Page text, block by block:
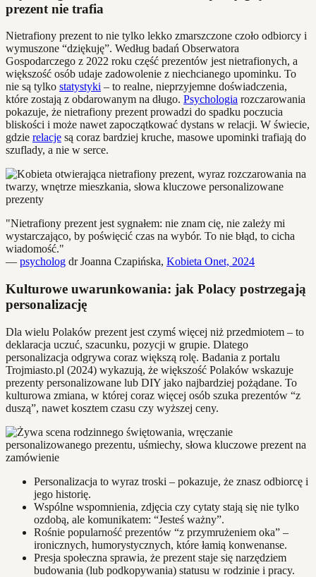
prezent nie trafia
Nietrafiony prezent to nie tylko lekko zmarszczone czoło odbiorcy i
wymuszone “dziękuję”. Według badań Obserwatora
Gospodarczego z 2022 roku część prezentów jest nietrafionych, a
większość osób udaje zadowolenie z niechcianego upominku. To
nie są tylko statystyki – to realne, nieprzyjemne doświadczenia,
które zostają z obdarowanym na długo. Psychologia rozczarowania
pokazuje, że nietrafiony prezent prowadzi do spadku poczucia
bliskości i może nawet zapoczątkować dystans w relacji. W świecie,
gdzie relacje są coraz bardziej kruche, masowe upominki trafiają do
szuflady, a nie w serce.
"Nietrafiony prezent jest sygnałem: nie znam cię, nie zależy mi
wystarczająco, by poświęcić czas na wybór. To nie błąd, to cicha
wiadomość."
— psycholog dr Joanna Czapińska, Kobieta Onet, 2024
Kulturowe uwarunkowania: jak Polacy postrzegają
personalizację
Dla wielu Polaków prezent jest czymś więcej niż przedmiotem – to
deklaracja uczuć, szacunku, pozycji w grupie. Dlatego
personalizacja odgrywa coraz większą rolę. Badania z portalu
Trojmiasto.pl (2024) wykazują, że większość Polaków wskazuje
prezenty personalizowane lub DIY jako najbardziej pożądane. To
kulturowa zmiana, w której coraz więcej osób szuka prezentów “z
duszą”, nawet kosztem czasu czy wyższej ceny.
Personalizacja to wyraz troski – pokazuje, że znasz odbiorcę i
jego historię.
Wspólne wspomnienia, zdjęcia czy cytaty stają się nie tylko
ozdobą, ale komunikatem: “Jesteś ważny”.
Rośnie popularność prezentów “z przymrużeniem oka” –
ironicznych, humorystycznych, które łamią konwenanse.
Presja społeczna sprawia, że prezent staje się narzędziem
budowania (lub podkopywania) statusu w rodzinie i pracy.